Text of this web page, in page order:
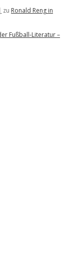
zu Ronald Reng in
Fußball-Literatur –